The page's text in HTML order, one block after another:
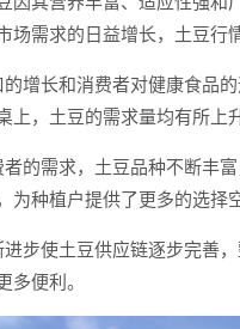
需求的日益增长，土豆行
增长和消费者对健康食品
，土豆的需求量均有所上升
的需求，土豆品种不断丰
种植户提供了更多的选择空
步使土豆供应链逐步完善
多便利。